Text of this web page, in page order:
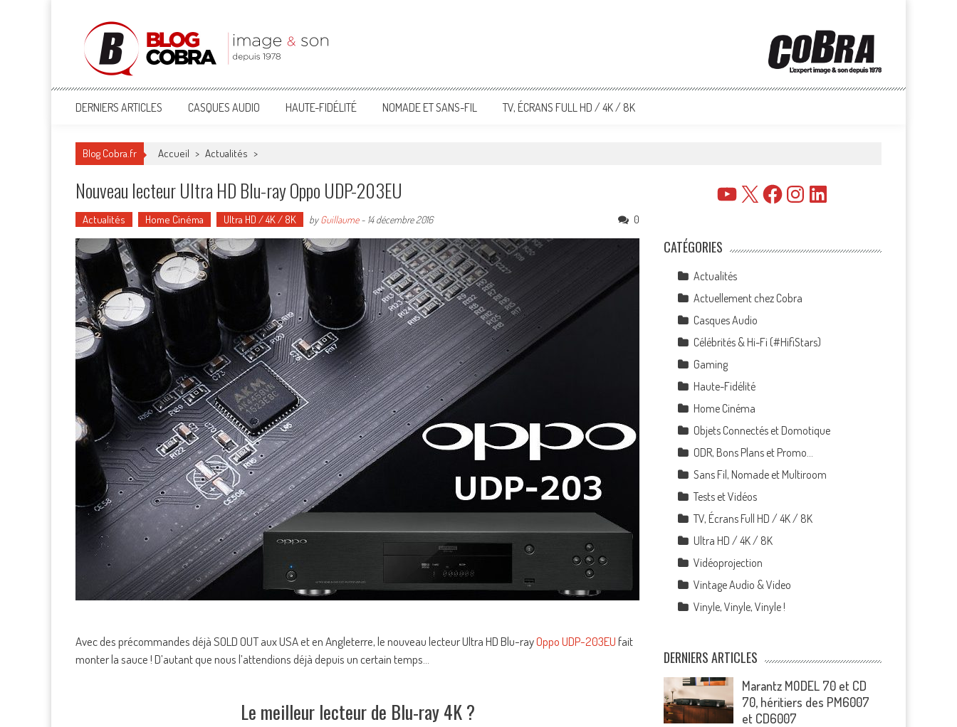
Blog Cobra
Toute l'actu Image & Son !
DERNIERS ARTICLES CASQUES AUDIO HAUTE-FIDÉLITÉ NOMADE ET SANS-FIL TV, ÉCRANS FULL HD / 4K / 8K
Blog Cobra.fr Accueil > Actualités >
Nouveau lecteur Ultra HD Blu-ray Oppo UDP-203EU
Actualités Home Cinéma Ultra HD / 4K / 8K byGuillaume- 14 décembre 2016 0
Avec des précommandes déjà SOLD OUT aux USA et en Angleterre, le nouveau lecteur Ultra HD Blu-rayOppo UDP-203EUfait
monter la sauce ! D’autant que nous l’attendions déjà depuis un certain temps…
Le meilleur lecteur de Blu-ray 4K ?
YouTube
X FacebookInstagramLinkedIn
CATÉGORIES
Actualités
Actuellement chez Cobra
Casques Audio
Célébrités & Hi-Fi (#HifiStars)
Gaming
Haute-Fidélité
Home Cinéma
Objets Connectés et Domotique
ODR, Bons Plans et Promo…
Sans Fil, Nomade et Multiroom
Tests et Vidéos
TV, Écrans Full HD / 4K / 8K
Ultra HD / 4K / 8K
Vidéoprojection
Vintage Audio & Video
Vinyle, Vinyle, Vinyle !
DERNIERS ARTICLES
Marantz MODEL 70 et CD
70, héritiers des PM6007
et CD6007